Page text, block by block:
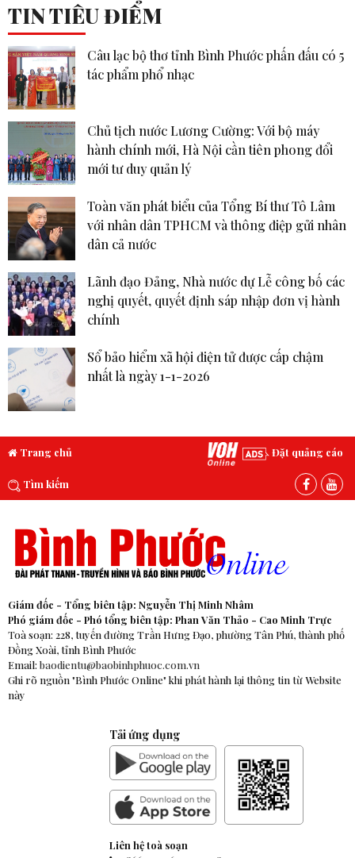
TIN TIÊU ĐIỂM
Câu lạc bộ thơ tỉnh Bình Phước phấn đấu có 5
tác phẩm phổ nhạc
Chủ tịch nước Lương Cường: Với bộ máy
hành chính mới, Hà Nội cần tiên phong đổi
mới tư duy quản lý
Toàn văn phát biểu của Tổng Bí thư Tô Lâm
với nhân dân TPHCM và thông điệp gửi nhân
dân cả nước
Lãnh đạo Đảng, Nhà nước dự Lễ công bố các
nghị quyết, quyết định sáp nhập đơn vị hành
chính
Sổ bảo hiểm xã hội điện tử được cấp chậm
nhất là ngày 1-1-2026
Trang chủ Đặt quảng cáo
Tìm kiếm
Giám đốc - Tổng biên tập: Nguyễn Thị Minh Nhâm
Phó giám đốc - Phó tổng biên tập: Phan Văn Thảo - Cao Minh Trực
Toà soạn: 228, tuyến đường Trần Hưng Đạo, phường Tân Phú, thành phố
Đồng Xoài, tỉnh Bình Phước
Email: baodientu@baobinhphuoc.com.vn
Ghi rõ nguồn "Bình Phước Online" khi phát hành lại thông tin từ Website
này
Tải ứng dụng
Liên hệ toà soạn